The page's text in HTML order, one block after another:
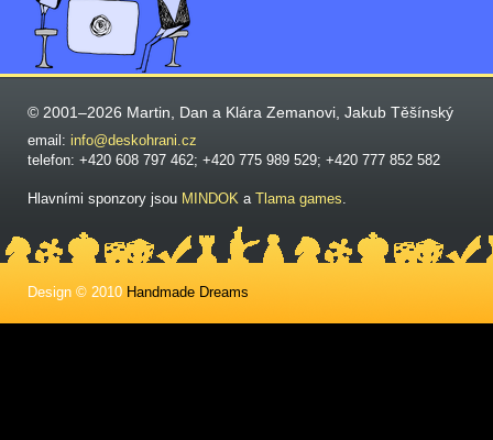
© 2001–2026 Martin, Dan a Klára Zemanovi, Jakub Těšínský
email: info@deskohrani.cz
telefon: +420 608 797 462; +420 775 989 529; +420 777 852 582
Hlavními sponzory jsou MINDOK a Tlama games.
Design © 2010 Handmade Dreams